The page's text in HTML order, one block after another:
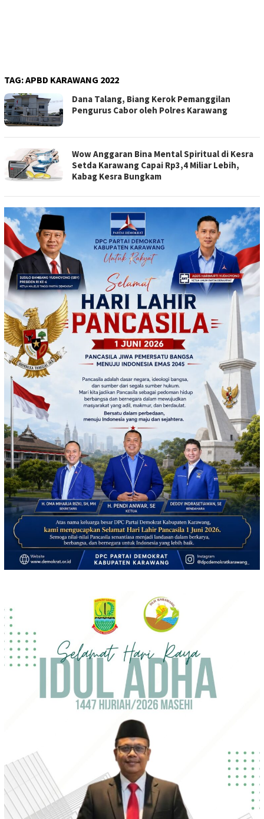
TAG:APBD KARAWANG 2022
Dana Talang, Biang Kerok Pemanggilan
Pengurus Cabor oleh Polres Karawang
Wow Anggaran Bina Mental Spiritual di Kesra
Setda Karawang Capai Rp3,4 Miliar Lebih,
Kabag Kesra Bungkam